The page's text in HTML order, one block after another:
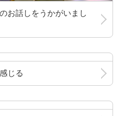
お話しをうかがいまし
じる